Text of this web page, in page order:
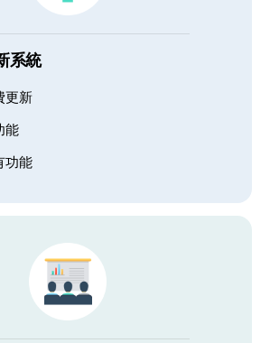
系統
更新
能
功能